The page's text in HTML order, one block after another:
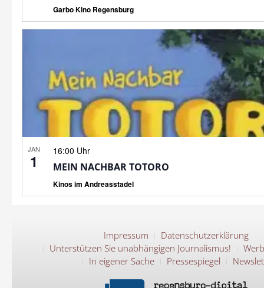
Garbo Kino Regensburg
JAN
1
16:00 Uhr
MEIN NACHBAR TOTORO
Kinos im Andreasstadel
Impressum
Datenschutzerklärung
Unterstützen Sie unabhängigen Journalismus!
In eigener Sache
Pressespiegel